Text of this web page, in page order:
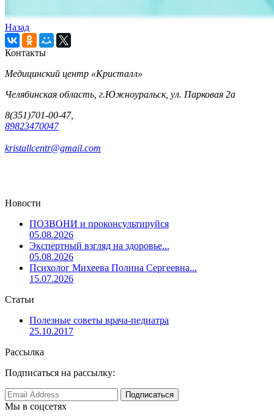
Назад
Контакты
Медицинский центр «Кристалл»
Челябинская область, г.Южноуральск, ул. Парковая 2а
8(351)701-00-47,
89823470047
kristallcentr@gmail.com
Новости
ПОЗВОНИ и проконсультируйся
05.08.2026
Экспертный взгляд на здоровье...
05.08.2026
Психолог Михеева Полина Сергеевна...
15.07.2026
Статьи
Полезные советы врача-педиатра
25.10.2017
Рассылка
Подписаться на рассылку:
Мы в соцсетях